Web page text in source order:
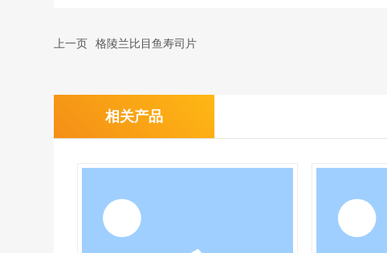
上一页 格陵兰比目鱼寿司片
相关产品